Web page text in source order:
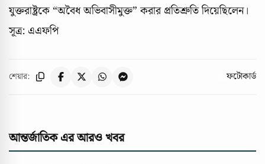
যুক্তরাষ্ট্রকে “অবৈধ অভিবাসীমুক্ত” করার প্রতিশ্রুতি দিয়েছিলেন।
সূত্র: এএফপি
শেয়ার: ফটোকার্ড
আন্তর্জাতিক এর আরও খবর